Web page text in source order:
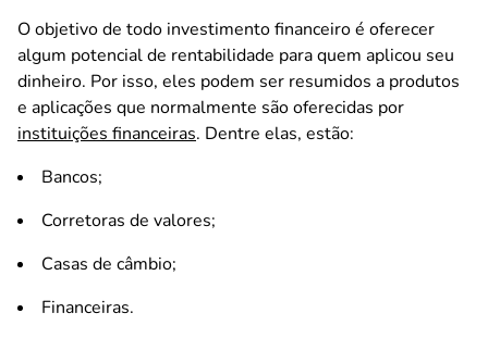
O objetivo de todo investimento financeiro é oferecer
algum potencial de rentabilidade para quem aplicou seu
dinheiro. Por isso, eles podem ser resumidos a produtos
e aplicações que normalmente são oferecidas por
instituições financeiras. Dentre elas, estão:
Bancos;
Corretoras de valores;
Casas de câmbio;
Financeiras.